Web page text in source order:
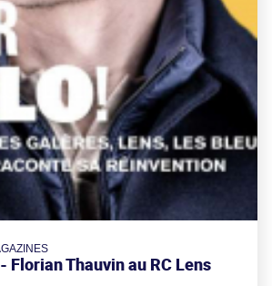
Florian Thauvin au RC Lens